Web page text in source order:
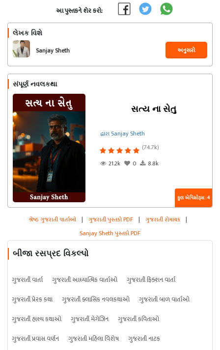
આ પુસ્તકને શેર કરો:
લેખક વિશે
Sanjay Sheth અનુસરો
સંપૂર્ણ નવલકથા
સત્ય ના સેતુ
દ્વારા Sanjay Sheth
(74.7k)
21.2k
0 8.8k
કુલ એપિસોડ્સ : 4
શ્રેષ્ઠ ગુજરાતી વાર્તાઓ | ગુજરાતી પુસ્તકો PDF | ગુજરાતી રોમાંચક |
Sanjay Sheth પુસ્તકો PDF
બીજા રસપ્રદ વિકલ્પો
ગુજરાતી વાર્તા ગુજરાતી આધ્યાત્મિક વાર્તાઓ
ગુજરાતી ફિક્શન વાર્તા
ગુજરાતી પ્રેરક કથા
ગુજરાતી ક્લાસિક નવલકથાઓ
ગુજરાતી બાળ વાર્તાઓ
ગુજરાતી હાસ્ય કથાઓ
ગુજરાતી મેગેઝિન
ગુજરાતી કવિતાઓ
ગુજરાતી પ્રવાસ વર્ણન
ગુજરાતી મહિલા વિશેષ ગુજરાતી નાટક